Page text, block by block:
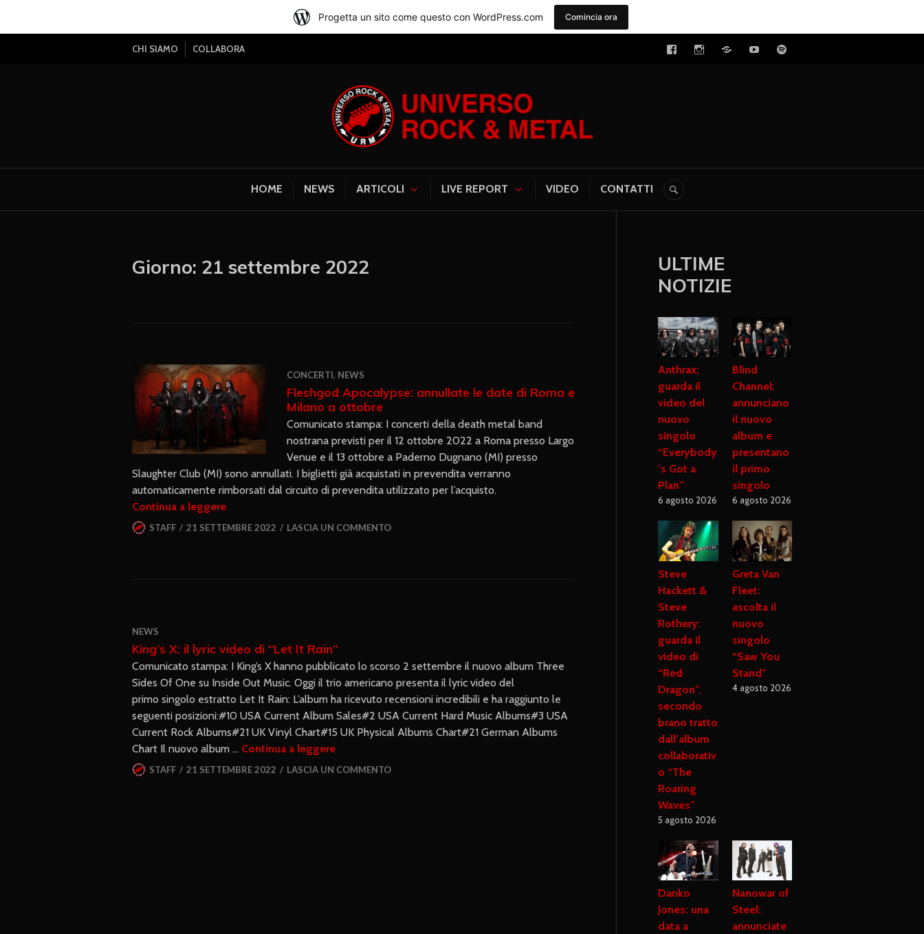
CHI SIAMO COLLABORA
Universo Rock & Metal
HOME NEWS ARTICOLI LIVE REPORT VIDEO CONTATTI
Giorno: 21 settembre 2022
CONCERTI, NEWS
Fleshgod Apocalypse: annullate le date di Roma e
Milano a ottobre
Comunicato stampa: I concerti della death metal band
nostrana previsti per il 12 ottobre 2022 a Roma presso Largo
Venue e il 13 ottobre a Paderno Dugnano (MI) presso
Slaughter Club (MI) sono annullati. I biglietti già acquistati in prevendita verranno
automaticamente rimborsati dal circuito di prevendita utilizzato per l’acquisto.
Continua a leggere
STAFF 21 SETTEMBRE 2022 LASCIA UN COMMENTO
NEWS
King’s X: il lyric video di “Let It Rain”
Comunicato stampa: I King’s X hanno pubblicato lo scorso 2 settembre il nuovo album Three
Sides Of One su Inside Out Music. Oggi il trio americano presenta il lyric video del
primo singolo estratto Let It Rain: L’album ha ricevuto recensioni incredibili e ha raggiunto le
seguenti posizioni:#10 USA Current Album Sales#2 USA Current Hard Music Albums#3 USA
Current Rock Albums#21 UK Vinyl Chart#15 UK Physical Albums Chart#21 German Albums
Chart Il nuovo album … Continua a leggere
STAFF 21 SETTEMBRE 2022 LASCIA UN COMMENTO
ULTIME
NOTIZIE
Anthrax:
guarda il
video del
nuovo
singolo
“Everybody
’s Got a
Plan”
6 agosto 2026
Blind
Channel:
annunciano
il nuovo
album e
presentano
il primo
singolo
6 agosto 2026
Steve
Hackett &
Steve
Rothery:
guarda il
video di
“Red
Dragon”,
secondo
brano tratto
dall’album
collaborativ
o “The
Roaring
Waves”
5 agosto 2026
Greta Van
Fleet:
ascolta il
nuovo
singolo
“Saw You
Stand”
4 agosto 2026
Danko
Jones: una
data a
Nanowar of
Steel:
annunciate
Progetta un sito come questo con WordPress.com Comincia ora